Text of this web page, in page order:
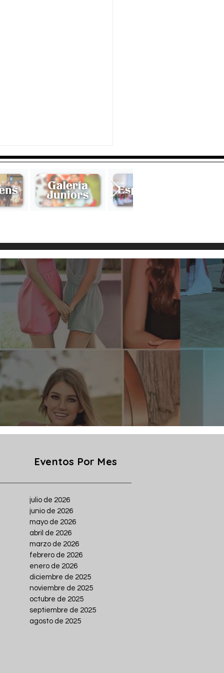
Eventos Por Mes
julio de 2026
junio de 2026
mayo de 2026
abril de 2026
marzo de 2026
febrero de 2026
enero de 2026
diciembre de 2025
noviembre de 2025
octubre de 2025
septiembre de 2025
agosto de 2025